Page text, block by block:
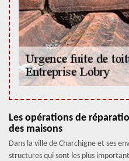
Les opérations de
des maisons
Dans la ville de Charchigne et ses
structures qui sont les plus